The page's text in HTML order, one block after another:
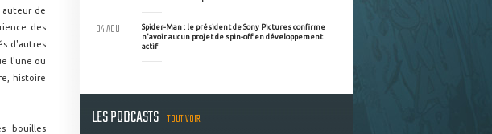
de
des
d'autres
l'une ou
histoire
bouilles
Spider-Man : le président de Sony Pictures confirme
n'avoir aucun projet de spin-off en développement
actif
04 AOU
LES PODCASTS TOUT VOIR